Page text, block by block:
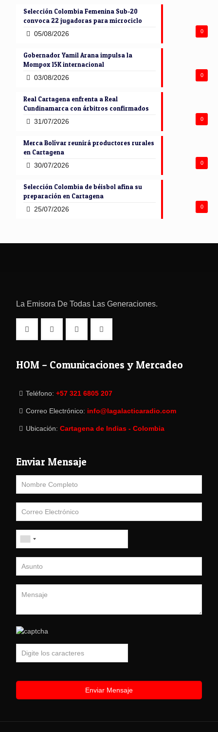
0
Selección Colombia Femenina Sub-20
convoca 22 jugadoras para microciclo
05/08/2026
0
Gobernador Yamil Arana impulsa la
Mompox 15K internacional
03/08/2026
0
Real Cartagena enfrenta a Real
Cundinamarca con árbitros confirmados
31/07/2026
0
Merca Bolívar reunirá productores rurales
en Cartagena
30/07/2026
0
Selección Colombia de béisbol afina su
preparación en Cartagena
25/07/2026
La Emisora De Todas Las Generaciones.
HOM – Comunicaciones y Mercadeo
Teléfono: +57 321 6805 207
Correo Electrónico: info@lagalacticaradio.com
Ubicación: Cartagena de Indias - Colombia
Enviar Mensaje